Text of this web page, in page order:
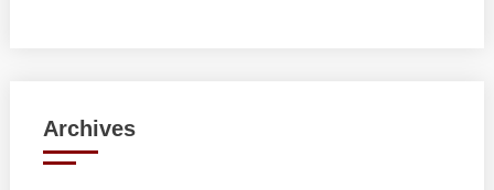
Archives